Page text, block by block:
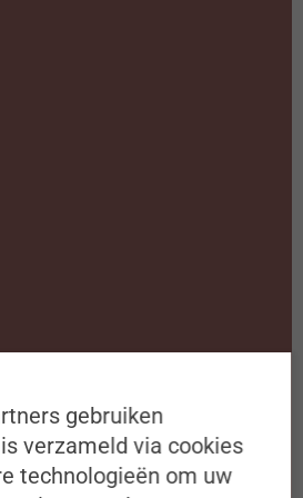
verwachten dit jaar beste
leerlingen nodige financiële
zoek naar nieuwe spelregels voor de
gebruiken
verzameld via cookies
technologieën om uw